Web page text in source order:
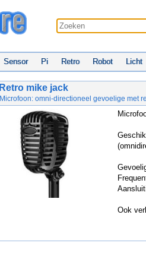
Sensor Pi Retro Robot Licht
Retro mike jack
Microfoon: omni-directioneel gevoelige met
Ook